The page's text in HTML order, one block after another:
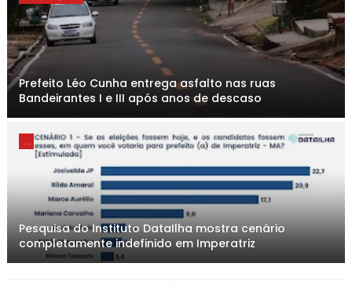
Prefeito Léo Cunha entrega asfalto nas ruas
Bandeirantes I e III após anos de descaso
. .
Pesquisa do Instituto DataIlha mostra cenário
completamente indefinido em Imperatriz